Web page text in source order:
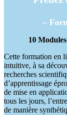
–
10
Cette formation en
intuitive, à sa
recherches
d’apprentissage
de mise en
tous les jours,
de manière